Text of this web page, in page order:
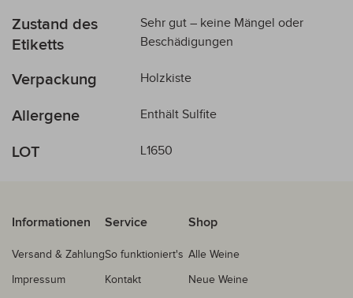
Zustand des
Etiketts
Sehr gut – keine Mängel oder
Beschädigungen
Verpackung Holzkiste
Allergene Enthält Sulfite
LOT L1650
Informationen
Versand & Zahlung
Impressum
Service
So funktioniert's
Kontakt
Shop
Alle Weine
Neue Weine